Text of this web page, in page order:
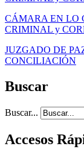
CÁMARA EN LO
CRIMINAL y
JUZGADO DE
CONCILIACIÓN
Buscar
Buscar...
Accesos